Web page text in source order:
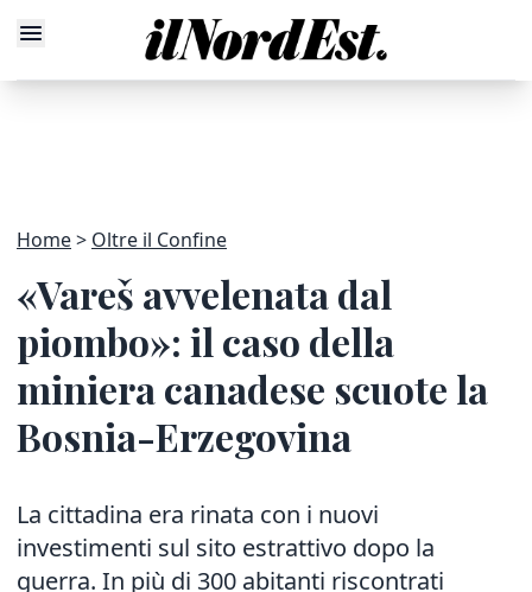
Home Oltre il Confine
«Vareš avvelenata dal
piombo»: il caso della
miniera canadese scuote la
Bosnia-Erzegovina
La cittadina era rinata con i nuovi
investimenti sul sito estrattivo dopo la
guerra. In più di 300 abitanti riscontrati